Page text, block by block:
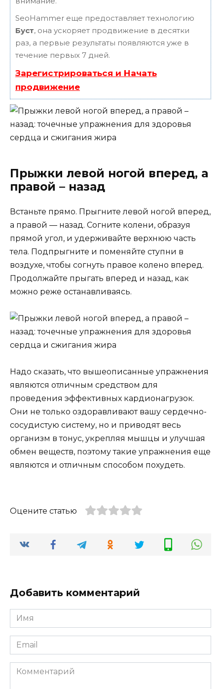
SeoHammer еще предоставляет технологию
Буст, она ускоряет продвижение в десятки
раз, а первые результаты появляются уже в
течение первых 7 дней.
Зарегистрироваться и Начать
продвижение
Прыжки левой ногой вперед, а
правой – назад
Встаньте прямо. Прыгните левой ногой вперед,
а правой — назад. Согните колени, образуя
прямой угол, и удерживайте верхнюю часть
тела. Подпрыгните и поменяйте ступни в
воздухе, чтобы согнуть правое колено вперед.
Продолжайте прыгать вперед и назад, как
можно реже останавливаясь.
Надо сказать, что вышеописанные упражнения
являются отличным средством для
проведения эффективных кардионагрузок.
Они не только оздоравливают вашу сердечно-
сосудистую систему, но и приводят весь
организм в тонус, укрепляя мышцы и улучшая
обмен веществ, поэтому такие упражнения еще
являются и отличным способом похудеть.
Оцените статью
Добавить комментарий
Имя
*
Email
*
Комментарий